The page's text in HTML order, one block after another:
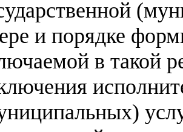
и порядке
в такой